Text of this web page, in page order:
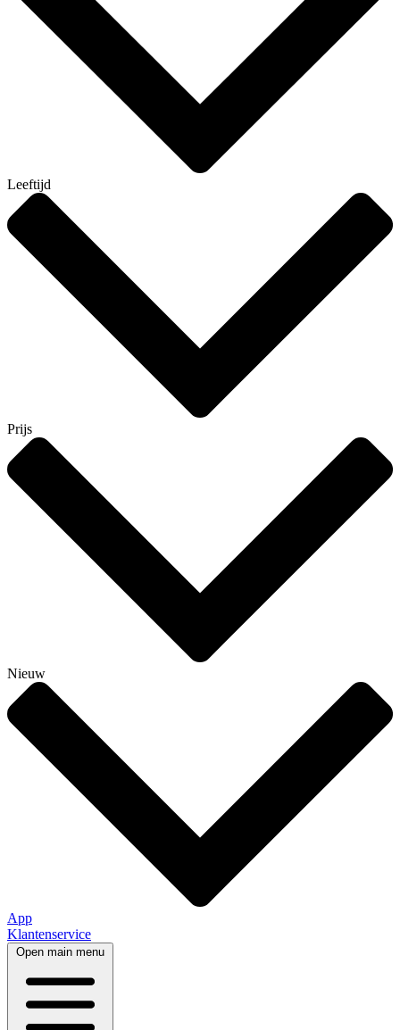
Leeftijd
Prijs
Nieuw
App
Klantenservice
Open main menu